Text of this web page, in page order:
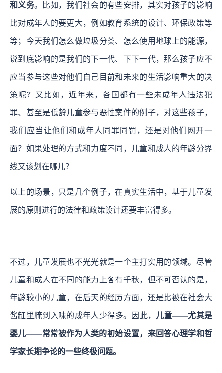
和义务。比如，我们社会的有些安排，其实对孩子的影响
比对成年人的要更大，例如教育系统的设计、环保政策等
等；今天我们怎么做垃圾分类、怎么使用地球上的能源，
说到底影响的是我们的下一代、下下一代，那么孩子应不
应当参与这些对他们自己目前和未来的生活影响重大的决
策呢？又比如，近年来，各国都有一些未成年人违法犯
罪、甚至是低龄儿童参与恶性案件的例子，对这些孩子，
我们应当让他们和成年人同罪同罚，还是对他们网开一
面？如果处理的方式和力度不同，儿童和成人的年龄分界
线又该划在哪儿？
以上的场景，只是几个例子，在真实生活中，基于儿童发
展的原则进行的法律和政策设计还要丰富得多。
不过，儿童发展也不光光就是一个主打实用的领域。尽管
儿童和成人在不同的能力上各有千秋，但不可否认的是，
年龄较小的儿童，在后天的经历方面，还是比被在社会大
酱缸里腌到入味的成年人少得多。因此， 儿童——尤其是
婴儿——常常被作为人类的初始设置，来回答心理学和哲
学家长期争论的一些终极问题。